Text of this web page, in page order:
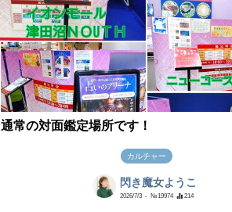
通常の対面鑑定場所です！
カルチャー
閃き魔女ようこ
2026/7/3 - №19974 214